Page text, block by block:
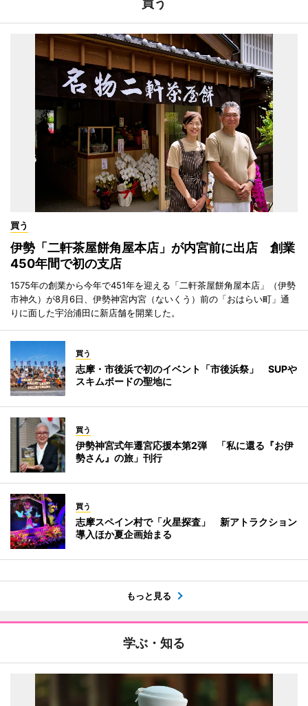
買う
伊勢「二軒茶屋餅角屋本店」が内宮前に出店 創業
450年間で初の支店
1575年の創業から今年で451年を迎える「二軒茶屋餅角屋本店」（伊勢
市神久）が8月6日、伊勢神宮内宮（ないくう）前の「おはらい町」通
りに面した宇治浦田に新店舗を開業した。
買う
志摩・市後浜で初のイベント「市後浜祭」 SUPや
スキムボードの聖地に
買う
伊勢神宮式年遷宮応援本第2弾 「私に還る『お伊
勢さん』の旅」刊行
買う
志摩スペイン村で「火星探査」 新アトラクション
導入ほか夏企画始まる
もっと見る
学ぶ・知る